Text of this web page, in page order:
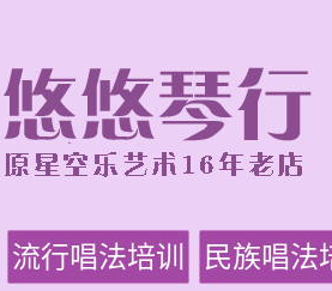
流行唱法培训 民族唱法